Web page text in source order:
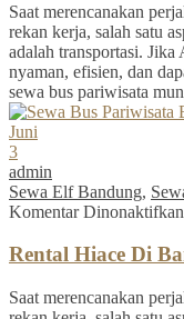
Saat merencanakan
rekan kerja, salah satu
adalah transportasi. Jika
nyaman, efisien, dan
sewa bus pariwisata
Juni
3
admin
Sewa Elf Bandung,
Komentar Dinonaktifkan
Rental Hiace Di
Saat merencanakan